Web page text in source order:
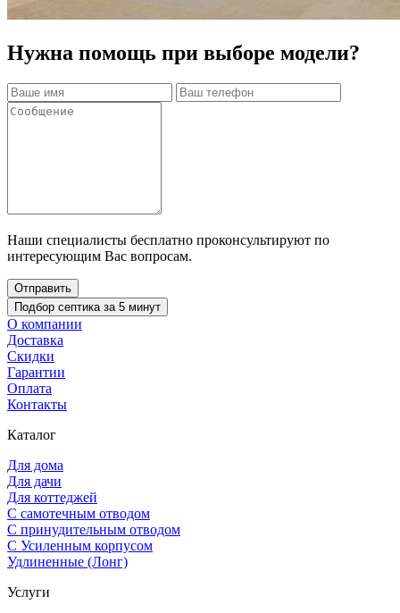
Нужна помощь при выборе модели?
Наши специалисты бесплатно проконсультируют по
интересующим Вас вопросам.
Подбор септика за 5 минут
О компании
Доставка
Скидки
Гарантии
Оплата
Контакты
Каталог
Для дома
Для дачи
Для коттеджей
С самотечным отводом
С принудительным отводом
С Усиленным корпусом
Удлиненные (Лонг)
Услуги